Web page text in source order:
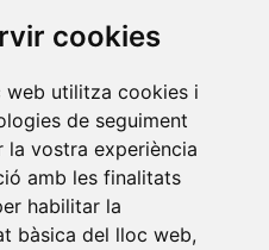
cookies
web utilitza cookies i
de seguiment
la vostra experiència
amb les finalitats
habilitar la
bàsica del lloc web,
10
s/n